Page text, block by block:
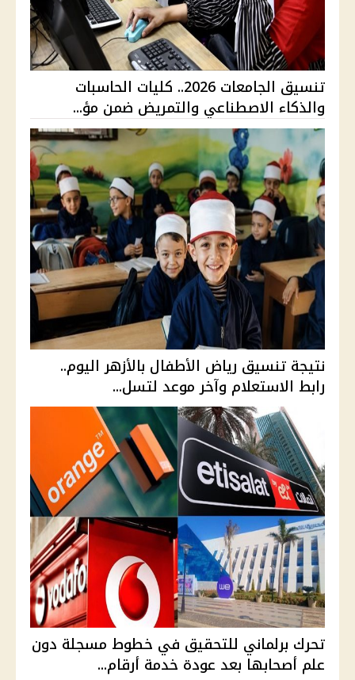
تنسيق الجامعات 2026.. كليات الحاسبات
والذكاء الاصطناعي والتمريض ضمن مؤ...
نتيجة تنسيق رياض الأطفال بالأزهر اليوم..
رابط الاستعلام وآخر موعد لتسل...
تحرك برلماني للتحقيق في خطوط مسجلة دون
علم أصحابها بعد عودة خدمة أرقام...